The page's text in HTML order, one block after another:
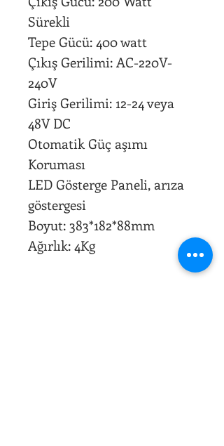
Sürekli
Tepe Gücü: 400 watt
Çıkış Gerilimi: AC-220V-
240V
Giriş Gerilimi: 12-24 veya
48V DC
Otomatik Güç aşımı
Koruması
LED Gösterge Paneli, arıza
göstergesi
Boyut: 383*182*88mm
Ağırlık: 4Kg